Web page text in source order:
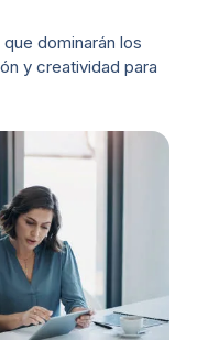
dominarán los
y creatividad para